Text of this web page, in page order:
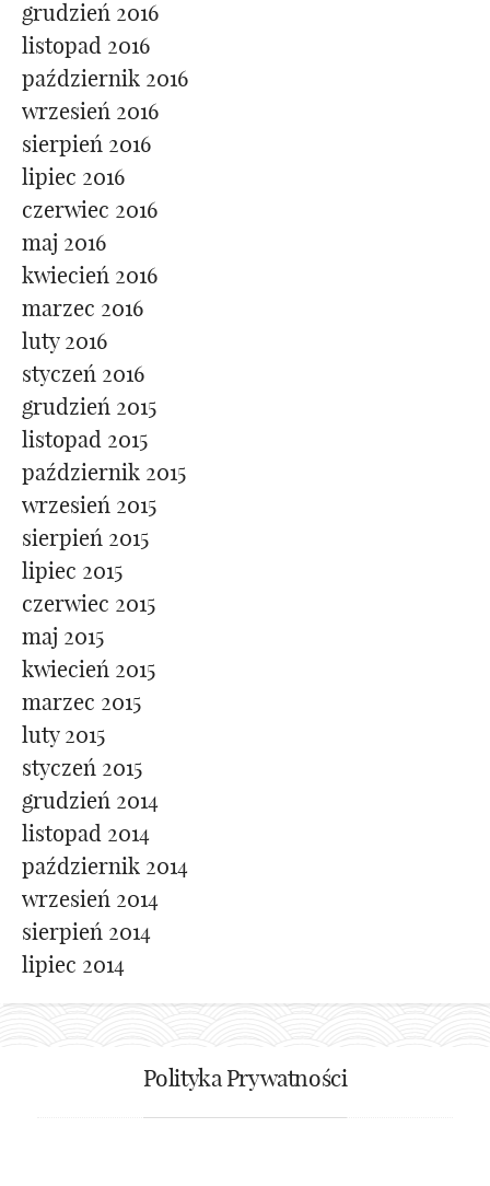
grudzień 2016
listopad 2016
październik 2016
wrzesień 2016
sierpień 2016
lipiec 2016
czerwiec 2016
maj 2016
kwiecień 2016
marzec 2016
luty 2016
styczeń 2016
grudzień 2015
listopad 2015
październik 2015
wrzesień 2015
sierpień 2015
lipiec 2015
czerwiec 2015
maj 2015
kwiecień 2015
marzec 2015
luty 2015
styczeń 2015
grudzień 2014
listopad 2014
październik 2014
wrzesień 2014
sierpień 2014
lipiec 2014
Polityka Prywatności